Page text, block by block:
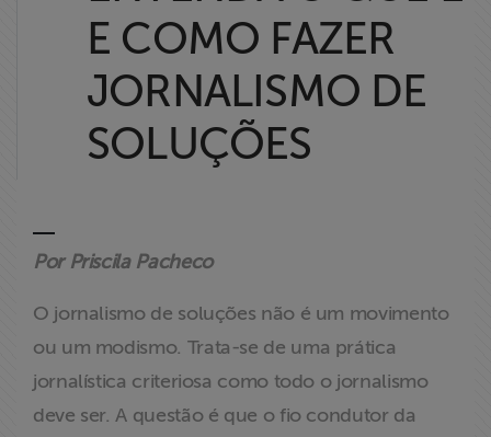
Liberdade de
Expressão
Projetos
Proteção Legal
Documentários
Homenageados
Associe-se
E COMO FAZER
JORNALISMO DE
SOLUÇÕES
Por Priscila Pacheco
O jornalismo de soluções não é um movimento
ou um modismo. Trata-se de uma prática
jornalística criteriosa como todo o jornalismo
deve ser. A questão é que o fio condutor da